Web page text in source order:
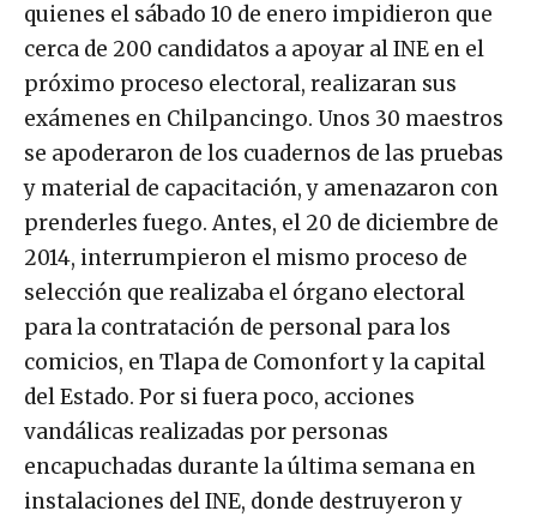
quienes el sábado 10 de enero impidieron que
cerca de 200 candidatos a apoyar al INE en el
próximo proceso electoral, realizaran sus
exámenes en Chilpancingo. Unos 30 maestros
se apoderaron de los cuadernos de las pruebas
y material de capacitación, y amenazaron con
prenderles fuego. Antes, el 20 de diciembre de
2014, interrumpieron el mismo proceso de
selección que realizaba el órgano electoral
para la contratación de personal para los
comicios, en Tlapa de Comonfort y la capital
del Estado. Por si fuera poco, acciones
vandálicas realizadas por personas
encapuchadas durante la última semana en
instalaciones del INE, donde destruyeron y